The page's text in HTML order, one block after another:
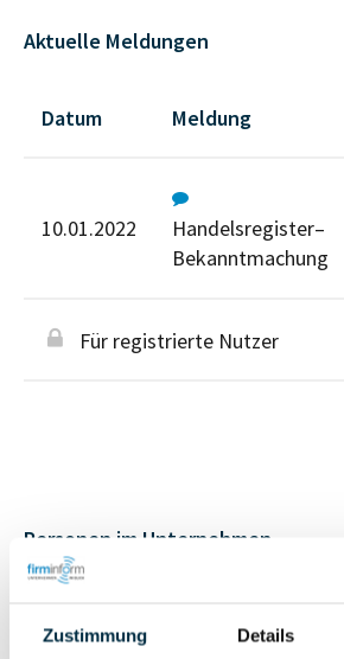
Zustimmung Details
Aktuelle Meldungen
Datum Meldung
10.01.2022
Handelsregister–
Bekanntmachung
Für registrierte Nutzer
Personen im Unternehmen
Inhaber (1)
Nutzer